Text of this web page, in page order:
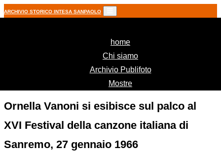
ARCHIVIO STORICO INTESA SANPAOLO
home(current)
Chi siamo
Archivio Publifoto
Mostre
Ornella Vanoni si esibisce sul palco al
XVI Festival della canzone italiana di
Sanremo, 27 gennaio 1966